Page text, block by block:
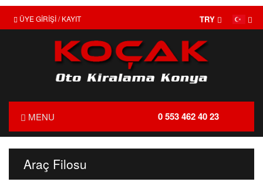
ÜYE GİRİŞİ / KAYIT TRY
MENU 0 553 462 40 23
Araç Filosu